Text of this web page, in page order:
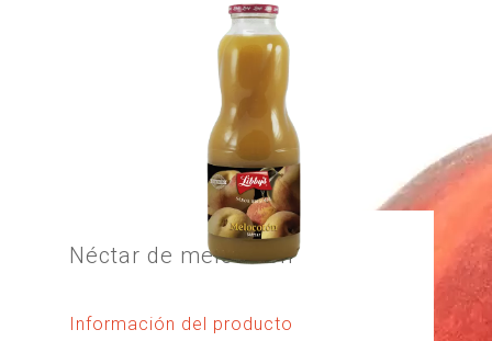
Néctar de melocotón
Información del producto